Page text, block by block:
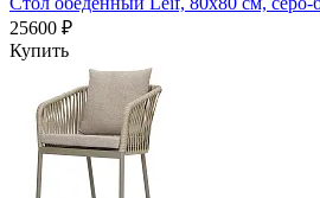
25600 ₽
Купить